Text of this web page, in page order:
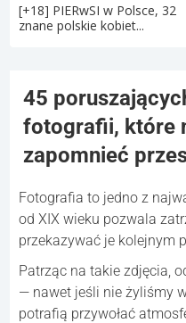
[+18] PIERwSI w Polsce, 32
znane polskie kobiet...
45
fotografii, które
zapomnieć
Fotografia to jedno z
od XIX wieku pozwala
przekazywać je kolejnym
Patrząc na takie zdjęcia,
— nawet jeśli nie żyliśmy
potrafią przywołać